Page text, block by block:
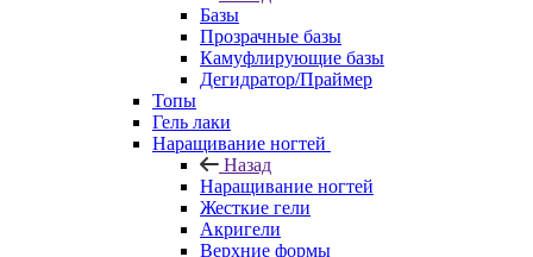
Базы
Прозрачные базы
Камуфлирующие базы
Дегидратор/Праймер
Топы
Гель лаки
Наращивание ногтей
Назад
Наращивание ногтей
Жесткие гели
Акригели
Верхние формы